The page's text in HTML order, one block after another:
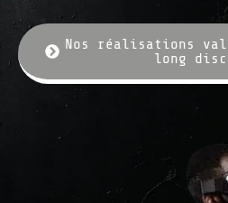
Nos réalisations
long